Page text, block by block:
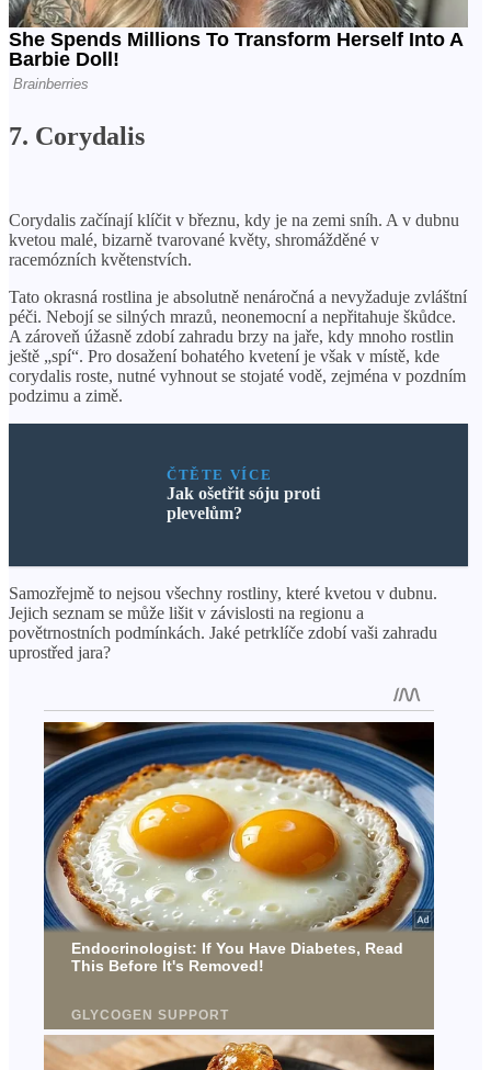
7. Corydalis
Corydalis začínají klíčit v březnu, kdy je na zemi sníh. A v dubnu
kvetou malé, bizarně tvarované květy, shromážděné v
racemózních květenstvích.
Tato okrasná rostlina je absolutně nenáročná a nevyžaduje zvláštní
péči. Nebojí se silných mrazů, neonemocní a nepřitahuje škůdce.
A zároveň úžasně zdobí zahradu brzy na jaře, kdy mnoho rostlin
ještě „spí“. Pro dosažení bohatého kvetení je však v místě, kde
corydalis roste, nutné vyhnout se stojaté vodě, zejména v pozdním
podzimu a zimě.
ČTĚTE VÍCE
Jak ošetřit sóju proti
plevelům?
Samozřejmě to nejsou všechny rostliny, které kvetou v dubnu.
Jejich seznam se může lišit v závislosti na regionu a
povětrnostních podmínkách. Jaké petrklíče zdobí vaši zahradu
uprostřed jara?